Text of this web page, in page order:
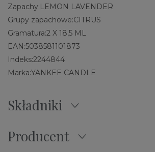
Zapachy:LEMON LAVENDER
Grupy zapachowe:CITRUS
Gramatura:2 X 18,5 ML
EAN:5038581101873
Indeks:2244844
Marka:YANKEE CANDLE
Składniki
Producent